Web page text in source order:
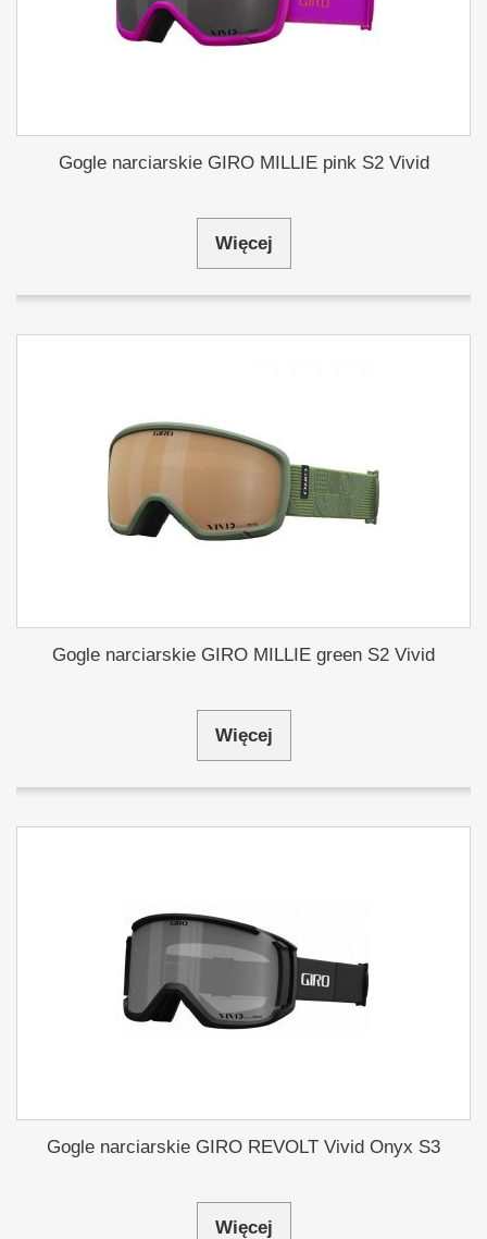
Gogle narciarskie GIRO MILLIE pink S2 Vivid
Więcej
Gogle narciarskie GIRO MILLIE green S2 Vivid
Więcej
Gogle narciarskie GIRO REVOLT Vivid Onyx S3
Więcej